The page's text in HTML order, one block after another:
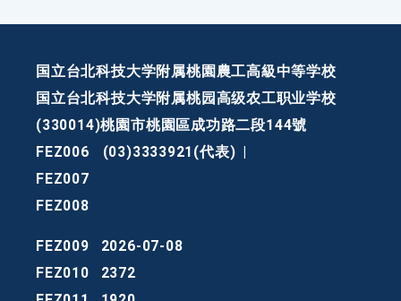
国立台北科技大学附属桃園農工高級中等学校
国立台北科技大学附属桃园高级农工职业学校
(330014)桃園市桃園區成功路二段144號
FEZ006
(03)3333921(代表)
FEZ007
FEZ008
FEZ009
2026-07-08
FEZ010
2372